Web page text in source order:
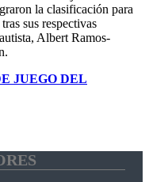
la clasificación para
sus respectivas
Albert Ramos-
JUEGO DEL